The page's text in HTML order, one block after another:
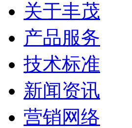
关于丰茂
产品服务
技术标准
新闻资讯
营销网络